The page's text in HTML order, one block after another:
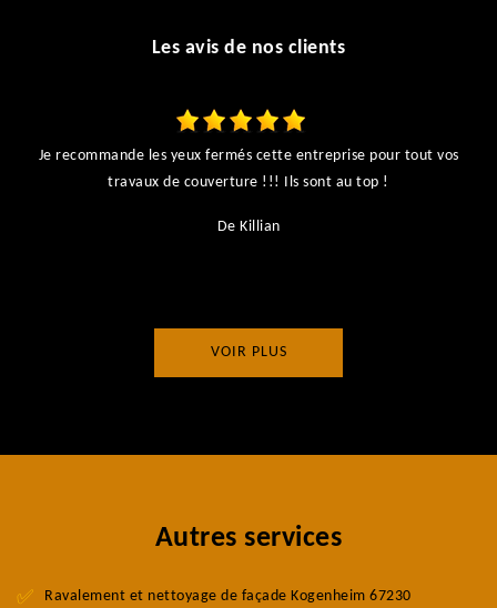
Les avis de nos clients
Je recommande les yeux fermés cette entreprise pour tout vos
travaux de couverture !!! Ils sont au top !
De Killian
VOIR PLUS
Autres services
Ravalement et nettoyage de façade Kogenheim 67230